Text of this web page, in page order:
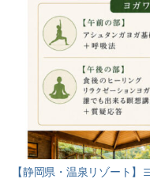
【静岡県・温泉リゾート